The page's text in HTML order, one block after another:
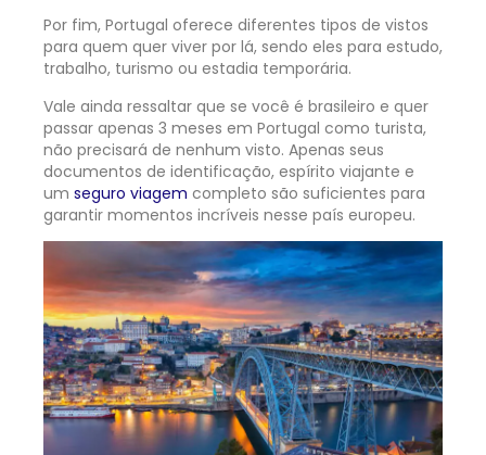
Por fim, Portugal oferece diferentes tipos de vistos
para quem quer viver por lá, sendo eles para estudo,
trabalho, turismo ou estadia temporária.
Vale ainda ressaltar que se você é brasileiro e quer
passar apenas 3 meses em Portugal como turista,
não precisará de nenhum visto. Apenas seus
documentos de identificação, espírito viajante e
um seguro viagem completo são suficientes para
garantir momentos incríveis nesse país europeu.